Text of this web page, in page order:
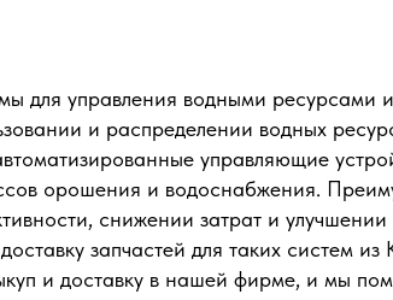
для управления водными ресурсами
и распределении водных
управляющие
орошения и водоснабжения.
снижении затрат и
запчастей для таких систем
и доставку в нашей фирме, и мы